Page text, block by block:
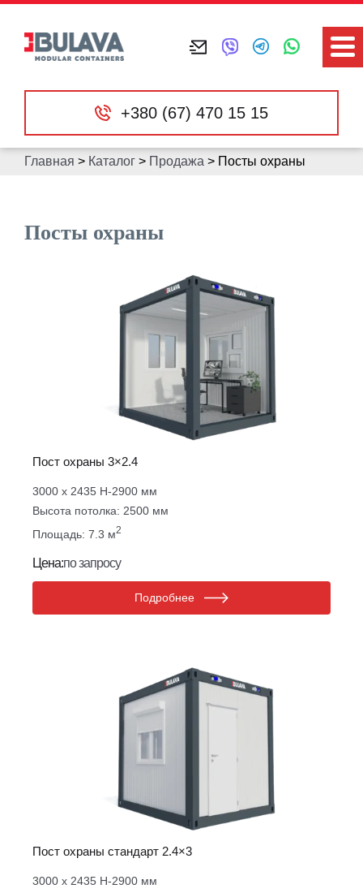
+380 (67) 470 15 15
Главная > Каталог > Продажа > Посты охраны
Посты охраны
Пост охраны 3×2.4
3000 х 2435 Н-2900 мм
Высота потолка: 2500 мм
Площадь: 7.3 м2
Цена:по запросу
Подробнее
Пост охраны стандарт 2.4×3
3000 х 2435 Н-2900 мм